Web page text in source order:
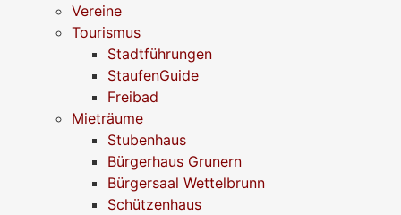
Vereine
Tourismus
Stadtführungen
StaufenGuide
Freibad
Mieträume
Stubenhaus
Bürgerhaus Grunern
Bürgersaal Wettelbrunn
Schützenhaus